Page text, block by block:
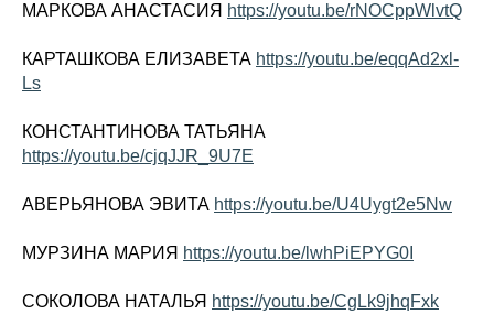
МАРКОВА АНАСТАСИЯ https://youtu.be/rNOCppWlvtQ
КАРТАШКОВА ЕЛИЗАВЕТА https://youtu.be/eqqAd2xl-
Ls
КОНСТАНТИНОВА ТАТЬЯНА
https://youtu.be/cjqJJR_9U7E
АВЕРЬЯНОВА ЭВИТА https://youtu.be/U4Uygt2e5Nw
МУРЗИНА МАРИЯ https://youtu.be/lwhPiEPYG0I
СОКОЛОВА НАТАЛЬЯ https://youtu.be/CgLk9jhqFxk